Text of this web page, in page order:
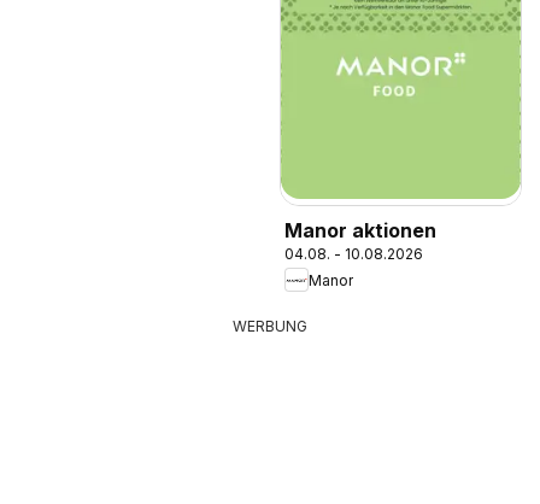
Manor aktionen
04.08. - 10.08.2026
Manor
WERBUNG